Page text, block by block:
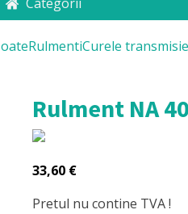
RulmentiCurele transmisie
Rulment NA
33,60 €
Pretul nu contine TVA !